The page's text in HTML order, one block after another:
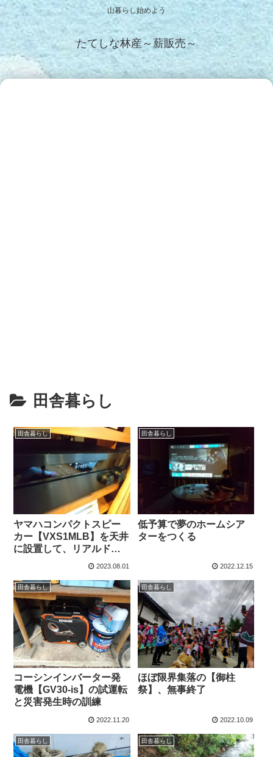
山暮らし始めよう
たてしな林産～薪販売～
田舎暮らし
田舎暮らし
ヤマハコンパクトスピー
カー【VXS1MLB】を天井
に設置して、リアルドル
ビーアトモスを構築する
2023.08.01
田舎暮らし
低予算で夢のホームシア
ターをつくる
2022.12.15
田舎暮らし
コーシンインバーター発
電機【GV30-is】の試運転
と災害発生時の訓練
2022.11.20
田舎暮らし
ほぼ限界集落の【御柱
祭】、無事終了
2022.10.09
田舎暮らし 田舎暮らし